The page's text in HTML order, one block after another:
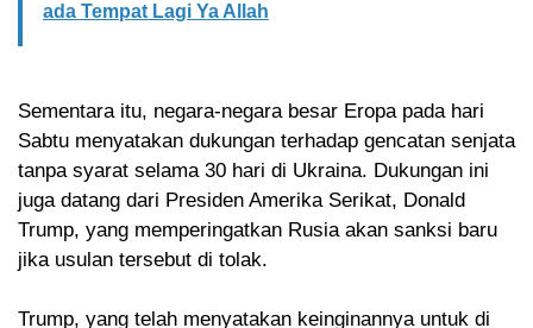
ada Tempat Lagi Ya Allah
Sementara itu, negara-negara besar Eropa pada hari
Sabtu menyatakan dukungan terhadap gencatan senjata
tanpa syarat selama 30 hari di Ukraina. Dukungan ini
juga datang dari Presiden Amerika Serikat, Donald
Trump, yang memperingatkan Rusia akan sanksi baru
jika usulan tersebut di tolak.
Trump, yang telah menyatakan keinginannya untuk di